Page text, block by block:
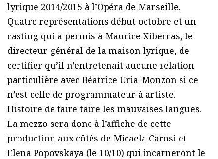
lyrique 2014/2015 à l’Opéra de Marseille.
Quatre représentations début octobre et un
casting qui a permis à Maurice Xiberras, le
directeur général de la maison lyrique, de
certifier qu’il n’entretenait aucune relation
particulière avec Béatrice Uria-Monzon si ce
n’est celle de programmateur à artiste.
Histoire de faire taire les mauvaises langues.
La mezzo sera donc à l’affiche de cette
production aux côtés de Micaela Carosi et
Elena Popovskaya (le 10/10) qui incarneront le